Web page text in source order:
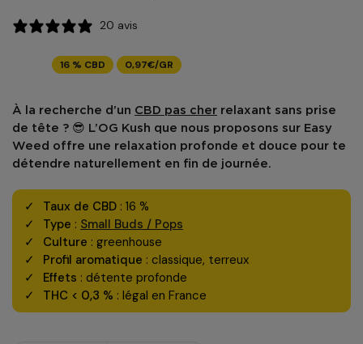
20 avis
16 % CBD 0,97€/GR
À la recherche d’un CBD pas cher relaxant sans prise
de tête ? 😎 L’OG Kush que nous proposons sur Easy
Weed
offre une relaxation profonde et douce pour te
détendre naturellement en fin de journée.
Taux de CBD : 16 %
Type : Small Buds / Pops
Culture : greenhouse
Profil aromatique : classique, terreux
Effets : détente profonde
THC < 0,3 % : légal en France